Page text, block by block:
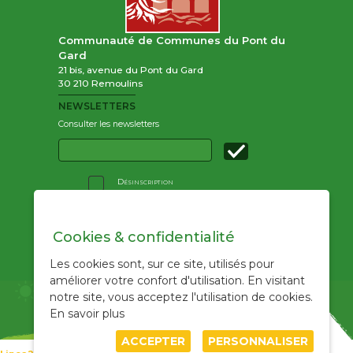
Communauté de Communes du Pont du
Gard
21 bis, avenue du Pont du Gard
30 210 Remoulins
NEWSLETTERS
Consulter les newsletters
:
Désinscription
Les actualités / RSS
Le plan climat
Programme d'actions
Tableau de bord
Cookies & confidentialité
Les cookies sont, sur ce site, utilisés pour
améliorer votre confort d'utilisation. En visitant
notre site, vous acceptez l'utilisation de cookies.
En savoir plus
ACCEPTER
PERSONNALISER